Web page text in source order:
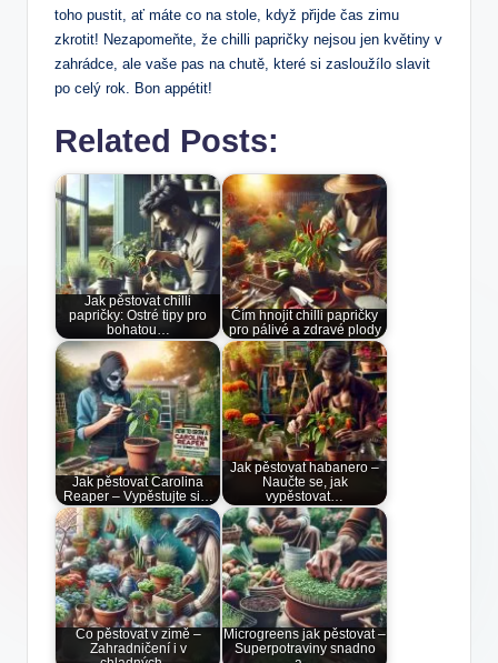
toho pustit, ať máte co na stole, když přijde čas zimu
zkrotit! Nezapomeňte, že chilli papričky nejsou jen květiny v
zahrádce, ale vaše pas na chutě, které si zasloužílo slavit
po celý rok. Bon appétit!
Related Posts:
Jak pěstovat chilli
papričky: Ostré tipy pro
bohatou…
Čím hnojit chilli papričky
pro pálivé a zdravé plody
Jak pěstovat Carolina
Reaper – Vypěstujte si…
Jak pěstovat habanero –
Naučte se, jak
vypěstovat…
Co pěstovat v zimě –
Zahradničení i v
Microgreens jak pěstovat –
Superpotraviny snadno